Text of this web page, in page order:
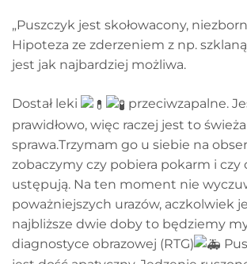
„Puszczyk jest skołowacony,
Hipoteza ze zderzeniem z np.
jest jak najbardziej możliwa.
Dostał leki
przeciwzapalne.
prawidłowo, więc raczej jest to świeża
sprawa.Trzymam go u siebie na
zobaczymy czy pobiera pokarm i czy
ustępują. Na ten moment nie
poważniejszych urazów, aczkolwiek
najbliższe dwie doby to będziemy
diagnostyce obrazowej (RTG)